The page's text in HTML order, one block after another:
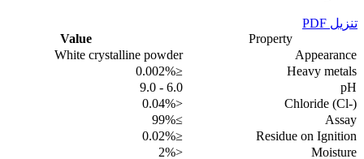
تنزيل PDF
Property
Value
Appearance
White crystalline powder
Heavy metals
≤0.002%
pH
6.0 - 9.0
Chloride (Cl-)
<0.04%
Assay
≥99%
Residue on Ignition
≤0.02%
Moisture
<2%